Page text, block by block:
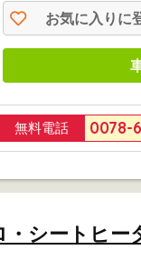
お気に入りに
無料電話 0078-
シートヒー